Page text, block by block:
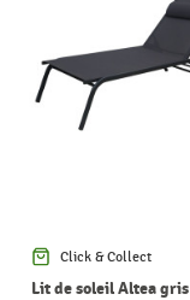
Click & Collect
Lit de soleil Altea gris